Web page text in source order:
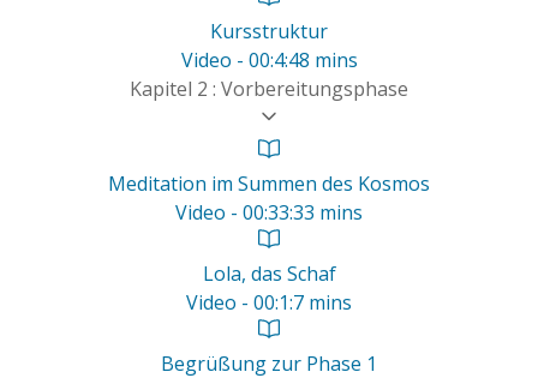
Kursstruktur
Video - 00:4:48 mins
Kapitel 2 : Vorbereitungsphase
Meditation im Summen des Kosmos
Video - 00:33:33 mins
Lola, das Schaf
Video - 00:1:7 mins
Begrüßung zur Phase 1